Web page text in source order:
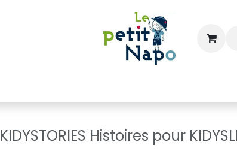
KIDYSTORIES Histoires pour